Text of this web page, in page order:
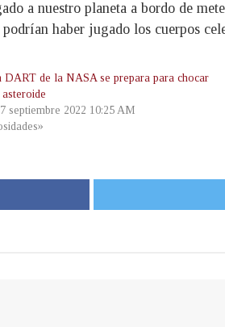
a nuestro planeta a bordo de
haber jugado los cuerpos
DART de la NASA se prepara para chocar
septiembre 2022 10:25 AM